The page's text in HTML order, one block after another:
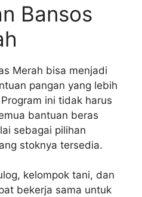
Bansos
Merah bisa menjadi
pangan yang lebih
ini tidak harus
bantuan beras
sebagai pilihan
stoknya tersedia.
kelompok tani, dan
bekerja sama untuk